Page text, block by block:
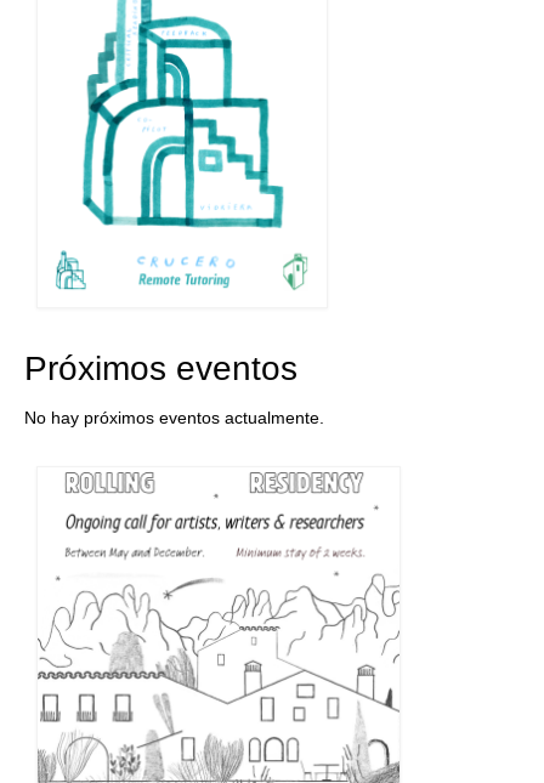
Próximos eventos
No hay próximos eventos actualmente.